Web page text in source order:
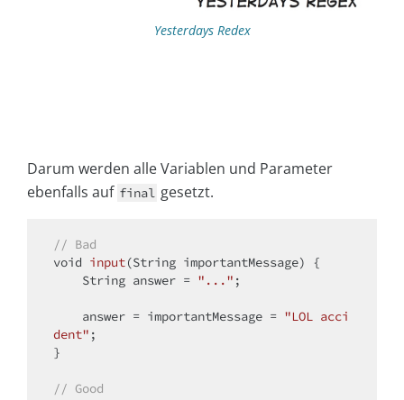
Yesterdays Redex
Darum werden alle Variablen und Parameter
ebenfalls auf final gesetzt.
// Bad
void input(String importantMessage)
{
    String answer =
"..." ;
    answer = importantMessage =
"LOL acci
dent" ;
}
// Good